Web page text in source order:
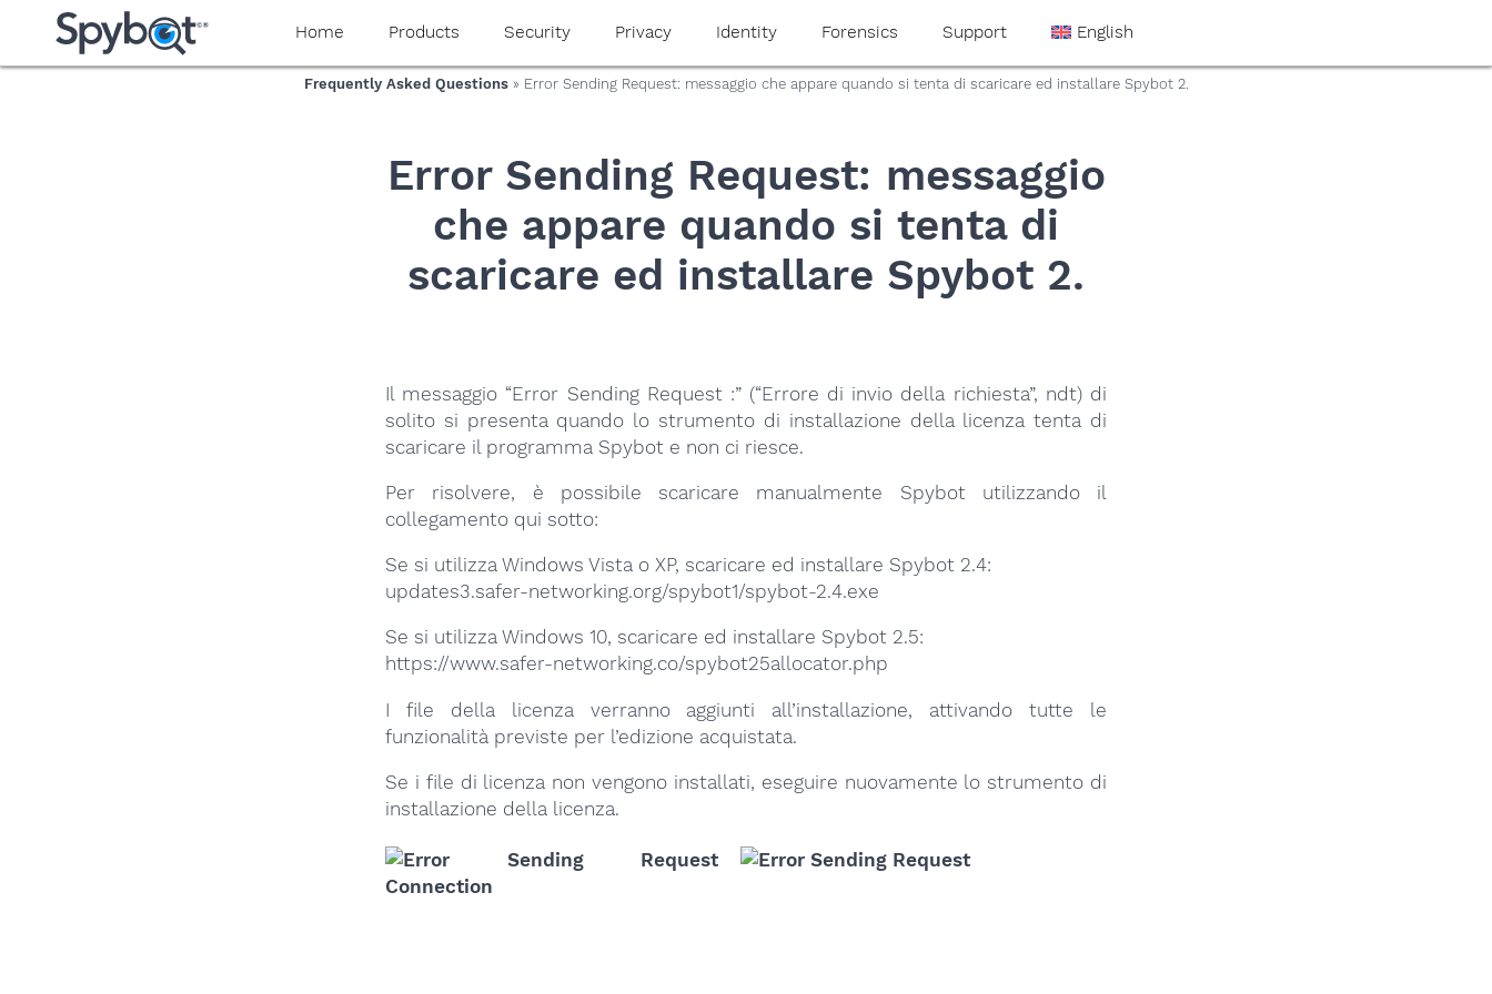
yaaaeag20
Home Products Security Privacy Identity Forensics Support English
Frequently Asked Questions» Error Sending Request: messaggio che appare quando si tenta di scaricare ed installare Spybot 2.
Error Sending Request: messaggio
che appare quando si tenta di
scaricare ed installare Spybot 2.
Il messaggio “Error Sending Request :” (“Errore di invio della richiesta”, ndt) di
solito si presenta quando lo strumento di installazione della licenza tenta di
scaricare il programma Spybot e non ci riesce.
Per risolvere, è possibile scaricare manualmente Spybot utilizzando il
collegamento qui sotto:
Se si utilizza Windows Vista o XP, scaricare ed installare Spybot 2.4:
updates3.safer-networking.org/spybot1/spybot-2.4.exe
Se si utilizza Windows 10, scaricare ed installare Spybot 2.5:
https://www.safer-networking.co/spybot25allocator.php
I file della licenza verranno aggiunti all’installazione, attivando tutte le
funzionalità previste per l’edizione acquistata.
Se i file di licenza non vengono installati, eseguire nuovamente lo strumento di
installazione della licenza.